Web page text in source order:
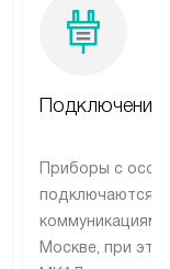
Подключение
Приборы с
подключаются к
коммуникациям
Москве, при